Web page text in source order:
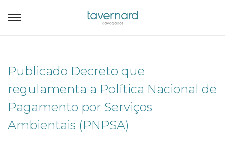
Publicado Decreto que
regulamenta a Política Nacional de
Pagamento por Serviços
Ambientais (PNPSA)